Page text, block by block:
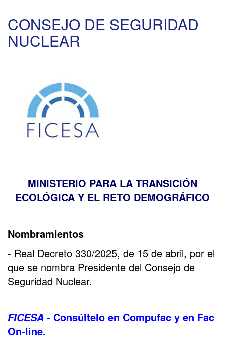
DE
PROTECCIÓN
AL
CONSEJO DE SEGURIDAD
NUCLEAR
MINISTERIO PARA LA TRANSICIÓN
ECOLÓGICA Y EL RETO DEMOGRÁFICO
Nombramientos
- Real Decreto 330/2025, de 15 de abril, por el
que se nombra Presidente del Consejo de
Seguridad Nuclear.
FICESA - Consúltelo en Compufac y en Fac
On-line.